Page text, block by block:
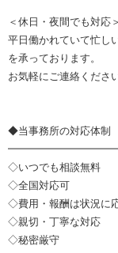
＜休日・夜間でも対応＞
平日働かれていて忙し
を承っております。
お気軽にご連絡ください
◆当事務所の対応体制
◇いつでも相談無料
◇全国対応可
◇費用・報酬は状況に
◇親切・丁寧な対応
◇秘密厳守